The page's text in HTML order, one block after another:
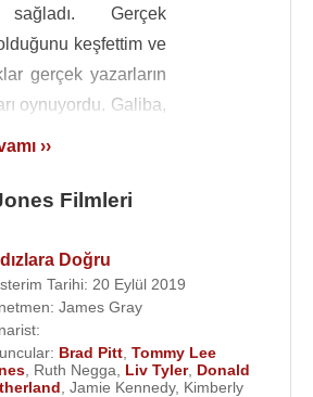
sağladı. Gerçek
keşfettim ve
gerçek yazarların
oynuyordu. Galiba,
noktası bu okul
da tiyatroya devam eden
kaldığı yurt odasında, oda
Başkan adayıAl Gore
ardından
New York
verdi. Profesyoneller ile yarışıp
görmek istiyordu.
››
Filmleri
Doğru
Tarihi: 20 Eylül 2019
James Gray
Brad Pitt Tommy Lee
Ruth Negga Liv Tyler, Donald
Jamie Kennedy, Kimberly